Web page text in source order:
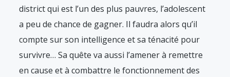
district qui est l’un des plus pauvres, l’adolescent
a peu de chance de gagner. Il faudra alors qu’il
compte sur son intelligence et sa ténacité pour
survivre… Sa quête va aussi l’amener à remettre
en cause et à combattre le fonctionnement des